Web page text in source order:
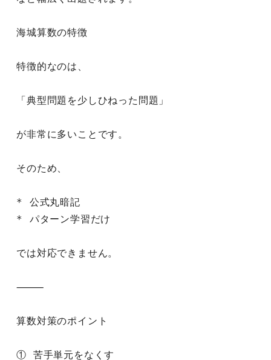
海城算数の特徴
特徴的なのは、
「典型問題を少しひねった問題」
が非常に多いことです。
そのため、
* 公式丸暗記
* パターン学習だけ
では対応できません。
⸻
算数対策のポイント
① 苦手単元をなくす